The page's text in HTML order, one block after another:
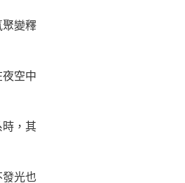
聚變釋
空中
時，其
光也